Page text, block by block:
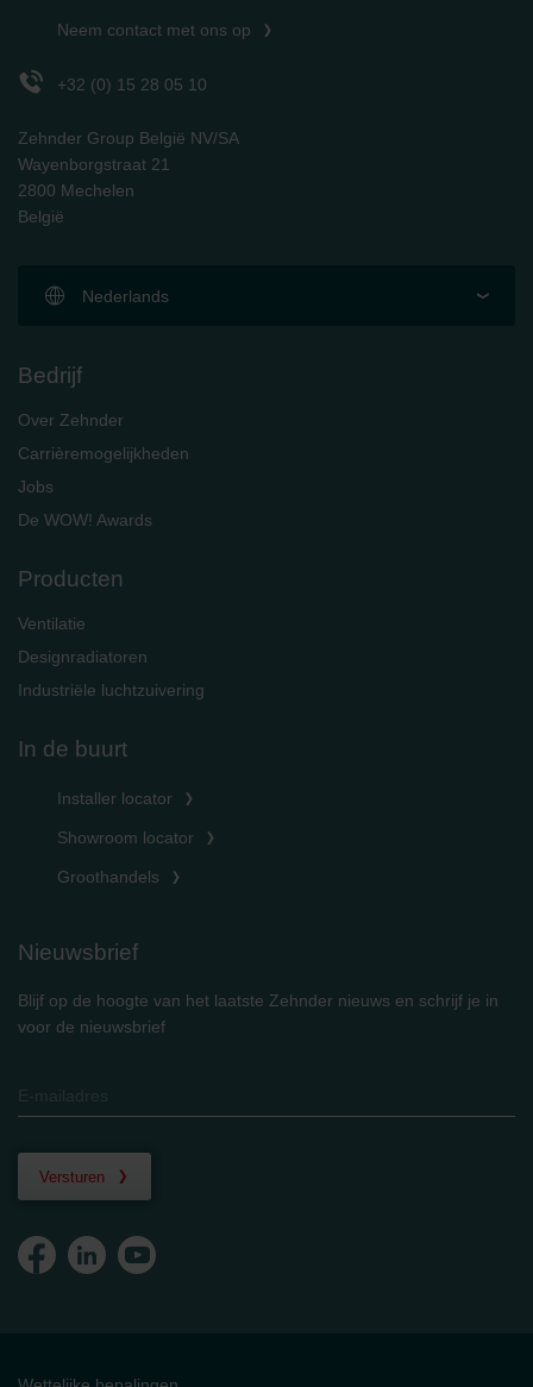
Neem contact met ons op
+32 (0) 15 28 05 10
Zehnder Group België NV/SA
Wayenborgstraat 21
2800 Mechelen
België
Nederlands
Bedrijf
Over Zehnder
Carrièremogelijkheden
Jobs
De WOW! Awards
Producten
Ventilatie
Designradiatoren
Industriële luchtzuivering
In de buurt
Installer locator
Showroom locator
Groothandels
Nieuwsbrief
Blijf op de hoogte van het laatste Zehnder nieuws en schrijf je in
voor de nieuwsbrief
Versturen